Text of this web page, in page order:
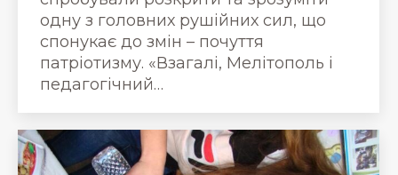
одну з головних рушійних сил, що
спонукає до змін – почуття
патріотизму. «Взагалі, Мелітополь і
педагогічний…